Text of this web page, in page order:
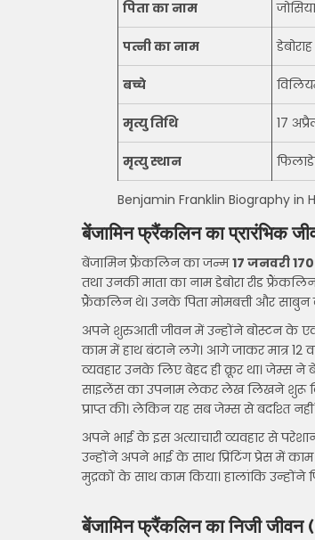
पिता का नाम
पत्नी का नाम डेबोराह
बच्चे
मृत्यु तिथि 17
मृत्यु स्थान
Benjamin Franklin Biography in
बेंजामिन फ्रैंकलिन का
बेंजामिन फ्रैंकलिन का जन्म17 जनवरी
तथा उनकी माता का नाम डेबोरा रीड
फ्रैंकलिन थे। उनके पिता मोमबत्ती और
अपने शुरुआती जीवन में उन्होंने बोस्टन के
काम में हाथ बंटाने लगे। आगे जाकर मात्र
व्यवहार उनके लिए बेहद ही क्रूर था। जेम्स
साइलेंस का उपनाम लेकर लेख लिखने शुरू
प्राप्त की। लेकिन यह सब जेम्स से बर्दाश्त
अपने भाई के इस अत्याचारी व्यवहार से
उन्होंने अपने भाई के साथ प्रिंटिंग प्रेस में
मुद्रकों के साथ काम किया। हालांकि उन्होंने
बेंजामिन फ्रैंकलिन का निजी